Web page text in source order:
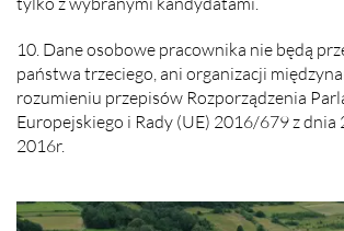
10. Dane osobowe pracownika nie będą
państwa trzeciego, ani organizacji
rozumieniu przepisów Rozporządzenia
Europejskiego i Rady (UE) 2016/679 z dnia
2016r.